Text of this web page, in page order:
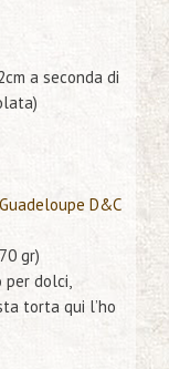
a seconda di
D&C
gr)
dolci,
torta qui l’ho